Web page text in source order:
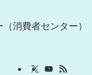
消費者センター）